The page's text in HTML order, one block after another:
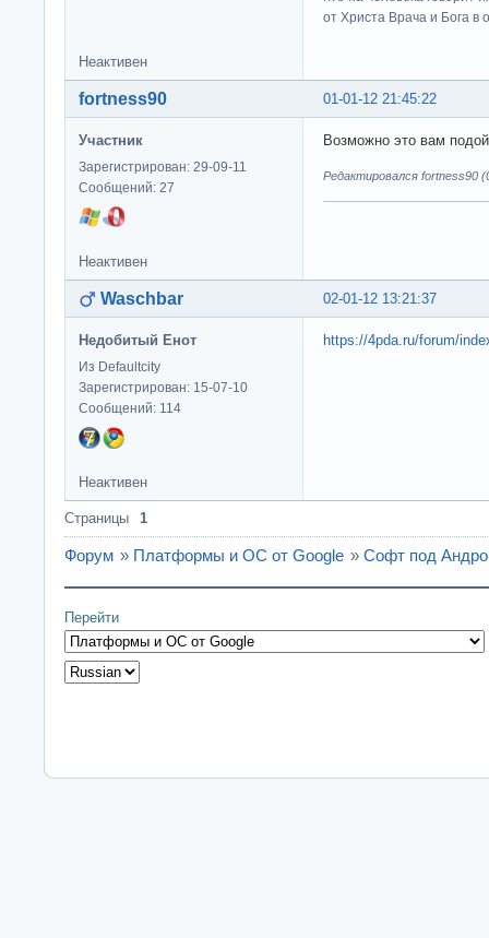
от Христа Врача и Бога в
Неактивен
01-01-12 21:45:22
fortness90
Участник
Зарегистрирован: 29-09-11
Сообщений: 27
Возможно это вам
Редактировался fortness90
Неактивен
02-01-12 13:21:37
Waschbar
Недобитый Енот
Из Defaultcity
Зарегистрирован: 15-07-10
Сообщений: 114
https://4pda.ru/forum/
Неактивен
Страницы 1
Форум » Платформы и ОС от Google » Софт под
Перейти